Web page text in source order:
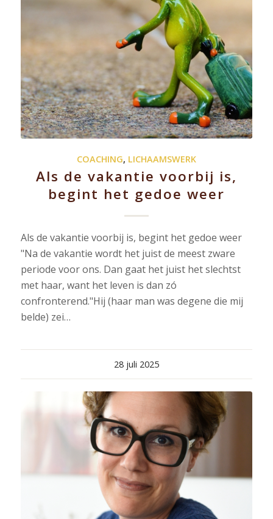
COACHING, LICHAAMSWERK
Als de vakantie voorbij is,
begint het gedoe weer
Als de vakantie voorbij is, begint het gedoe weer
"Na de vakantie wordt het juist de meest zware
periode voor ons. Dan gaat het juist het slechtst
met haar, want het leven is dan zó
confronterend."Hij (haar man was degene die mij
belde) zei…
28 juli 2025